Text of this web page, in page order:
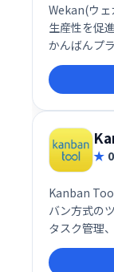
Wekan(ウェ
生産性を促
かんばんプ
Kanban
バン方式の
タスク管理
ョンをスム
富な機能で